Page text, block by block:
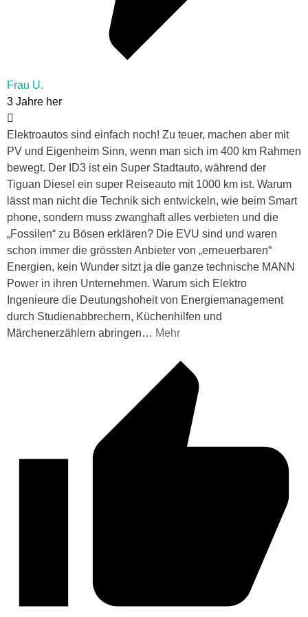
Frau U.
3 Jahre her
Elektroautos sind einfach noch! Zu teuer, machen aber mit
PV und Eigenheim Sinn, wenn man sich im 400 km Rahmen
bewegt. Der ID3 ist ein Super Stadtauto, während der
Tiguan Diesel ein super Reiseauto mit 1000 km ist. Warum
lässt man nicht die Technik sich entwickeln, wie beim Smart
phone, sondern muss zwanghaft alles verbieten und die
„Fossilen“ zu Bösen erklären? Die EVU sind und waren
schon immer die grössten Anbieter von „erneuerbaren“
Energien, kein Wunder sitzt ja die ganze technische MANN
Power in ihren Unternehmen. Warum sich Elektro
Ingenieure die Deutungshoheit von Energiemanagement
durch Studienabbrechern, Küchenhilfen und
Märchenerzählern abringen… Mehr